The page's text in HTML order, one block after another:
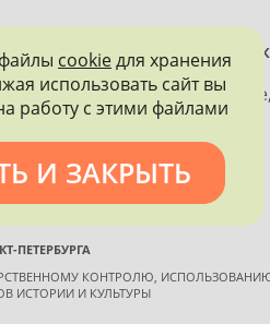
ПОДДЕРЖКЕ ПРАВИТЕЛЬСТВА
ПЕТЕРБУРГА
размещенных на
согласия правообладателя и
на источник информации.
ПЕТЕРБУРГА
КОНТРОЛЮ,
ИСТОРИИ И КУЛЬТУРЫ
cookieдля хранения
использовать сайт вы
работу с этими файлами
И ЗАКРЫТЬ